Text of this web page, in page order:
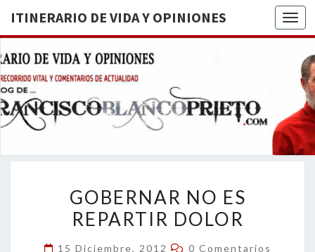
ITINERARIO DE VIDA Y OPINIONES
DE
BREVE
RECORRIDO
VITAL Y
ACTUALIDAD
NO
ES
GOBERNAR NO ES
REPARTIR DOLOR
15 Diciembre, 2012 Comentarios
0 Comentarios